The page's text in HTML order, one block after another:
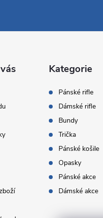
Kategorie
Pánské rifle
Dámské rifle
Bundy
Trička
Pánské košile
Opasky
Pánské akce
Dámské akce